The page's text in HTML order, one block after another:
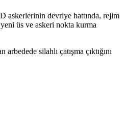
askerlerinin devriye hattında, rejim
üs ve askeri nokta kurma
silahlı çatışma çıktığını